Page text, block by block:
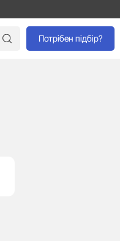
Потрібен підбір?